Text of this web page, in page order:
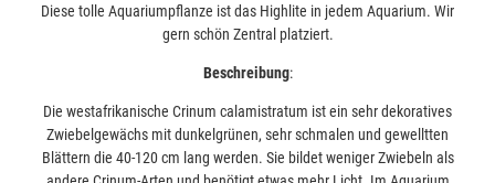
Diese tolle Aquariumpflanze ist das Highlite in jedem Aquarium. Wir
gern schön Zentral platziert.
Beschreibung:
Die westafrikanische Crinum calamistratum ist ein sehr dekoratives
Zwiebelgewächs mit dunkelgrünen, sehr schmalen und gewelltten
Blättern die 40-120 cm lang werden. Sie bildet weniger Zwiebeln als